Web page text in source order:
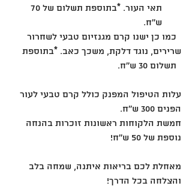
ש''ח.
כמו כן ישנו קרם מגנזיום טבעי לשחרור
שרירים, נוגד דלקת, משכך כאב. *בתוספת
תשלום 30 ש''ח.
עלות הטיפול המפנק כולל קרם טבעי לעור
הפנים 300 ש''ח.
חמשת הלקוחות ראשונות זוכרות בהנחה
נוספת של 50 ש''ח!
מאחלת לכם בריאות איתנה, שמחה בלב
והצלחה בכל הדרך!